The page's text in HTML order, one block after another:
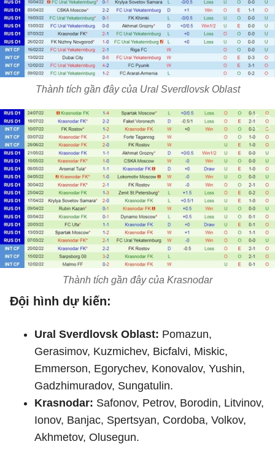
Thành tích gần đây của Ural Sverdlovsk Oblast
Thành tích gần đây của Krasnodar
Đội hình dự kiến:
Ural Sverdlovsk Oblast: Pomazun,
Gerasimov, Kuzmichev, Bicfalvi, Miskic,
Emmerson, Egorychev, Konovalov, Yushin,
Gadzhimuradov, Sungatulin.
Krasnodar: Safonov, Petrov, Borodin, Litvinov,
Ionov, Banjac, Spertsyan, Cordoba, Volkov,
Akhmetov, Olusegun.